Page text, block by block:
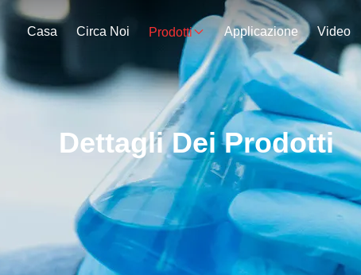
Casa Circa Noi Prodotti Applicazione Video
Dettagli Dei Prodotti